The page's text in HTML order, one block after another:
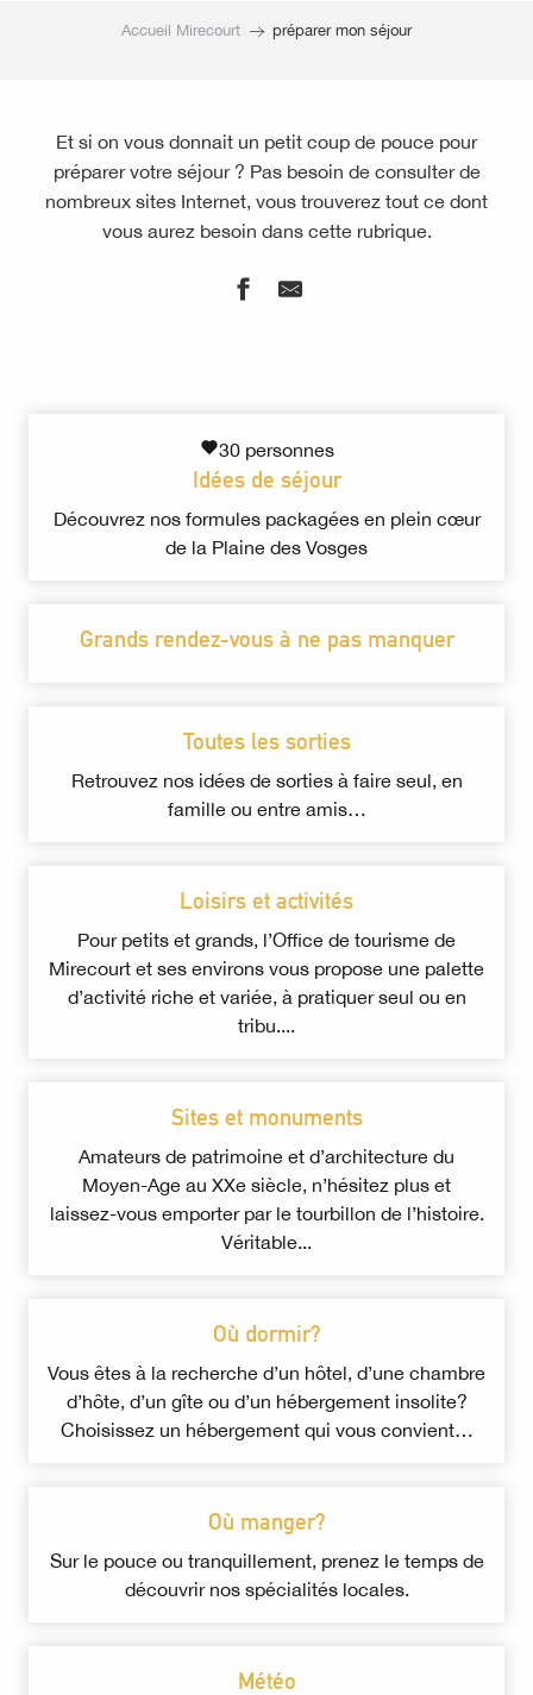
Accueil Mirecourt préparer mon séjour
Et si on vous donnait un petit coup de pouce pour
préparer votre séjour ? Pas besoin de consulter de
nombreux sites Internet, vous trouverez tout ce dont
vous aurez besoin dans cette rubrique.
30 personnes
Idées de séjour
Découvrez nos formules packagées en plein cœur
de la Plaine des Vosges
Grands rendez-vous à ne pas manquer
Toutes les sorties
Retrouvez nos idées de sorties à faire seul, en
famille ou entre amis…
Loisirs et activités
Pour petits et grands, l’Office de tourisme de
Mirecourt et ses environs vous propose une palette
d’activité riche et variée, à pratiquer seul ou en
tribu....
Sites et monuments
Amateurs de patrimoine et d’architecture du
Moyen-Age au XXe siècle, n’hésitez plus et
laissez-vous emporter par le tourbillon de l’histoire.
Véritable...
Où dormir?
Vous êtes à la recherche d’un hôtel, d’une chambre
d’hôte, d’un gîte ou d’un hébergement insolite?
Choisissez un hébergement qui vous convient…
Où manger?
Sur le pouce ou tranquillement, prenez le temps de
découvrir nos spécialités locales.
Météo